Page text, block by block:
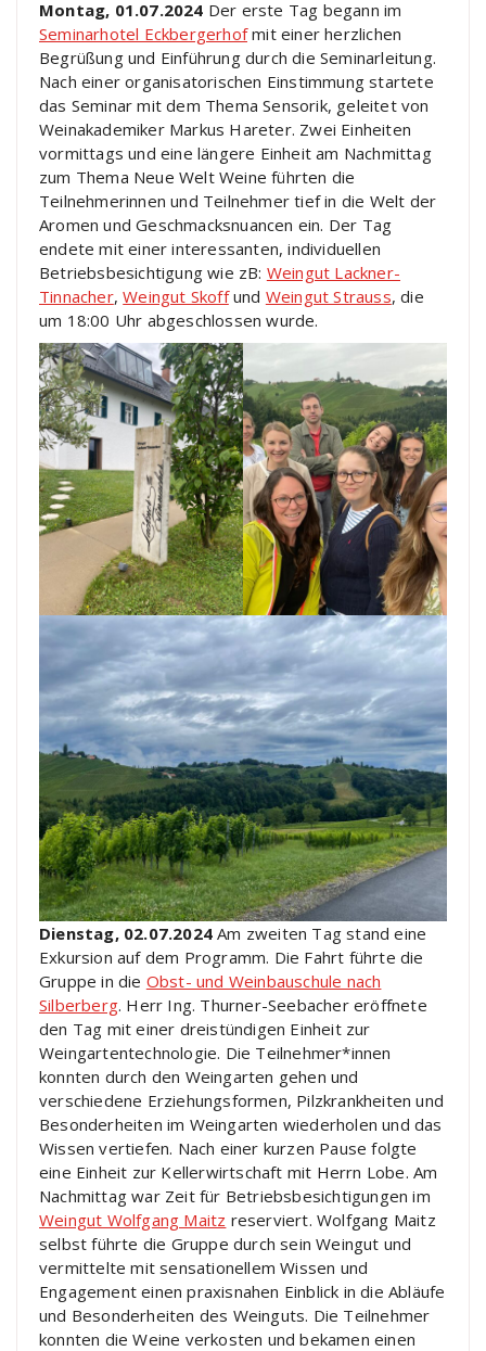
Montag, 01.07.2024 Der erste Tag begann im
Seminarhotel Eckbergerhofmit einer herzlichen
Begrüßung und Einführung durch die Seminarleitung.
Nach einer organisatorischen Einstimmung startete
das Seminar mit dem Thema Sensorik, geleitet von
Weinakademiker Markus Hareter. Zwei Einheiten
vormittags und eine längere Einheit am Nachmittag
zum Thema Neue Welt Weine führten die
Teilnehmerinnen und Teilnehmer tief in die Welt der
Aromen und Geschmacksnuancen ein. Der Tag
endete mit einer interessanten, individuellen
Betriebsbesichtigung wie zB: Weingut Lackner-
Tinnacher,Weingut Skoffund Weingut Strauss, die
um 18:00 Uhr abgeschlossen wurde.
Dienstag, 02.07.2024 Am zweiten Tag stand eine
Exkursion auf dem Programm. Die Fahrt führte die
Gruppe in die Obst- und Weinbauschule nach
Silberberg. Herr Ing. Thurner-Seebacher eröffnete
den Tag mit einer dreistündigen Einheit zur
Weingartentechnologie. Die Teilnehmer*innen
konnten durch den Weingarten gehen und
verschiedene Erziehungsformen, Pilzkrankheiten und
Besonderheiten im Weingarten wiederholen und das
Wissen vertiefen. Nach einer kurzen Pause folgte
eine Einheit zur Kellerwirtschaft mit Herrn Lobe. Am
Nachmittag war Zeit für Betriebsbesichtigungen im
Weingut Wolfgang Maitz reserviert. Wolfgang Maitz
selbst führte die Gruppe durch sein Weingut und
vermittelte mit sensationellem Wissen und
Engagement einen praxisnahen Einblick in die Abläufe
und Besonderheiten des Weinguts. Die Teilnehmer
konnten die Weine verkosten und bekamen einen